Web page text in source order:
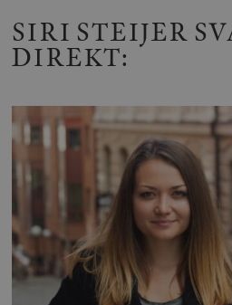
SIRI STEIJER
DIREKT: